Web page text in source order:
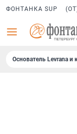
ФОНТАНКА SUP
Основатель Levrana и